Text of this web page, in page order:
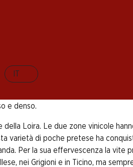
in una tiepida serata
Il nettare semplice e perfetto
Jaune o Moscato-Silvaner - è un
sembra invitare a gran voce a
e denso.
della Loira. Le due zone vinicole
varietà di poche pretese ha
Per la sua effervescenza la
nei Grigioni e in Ticino, ma